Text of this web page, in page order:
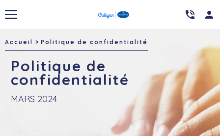
 person
Accueil Politique de confidentialité
Politique de
confidentialité
MARS 2024